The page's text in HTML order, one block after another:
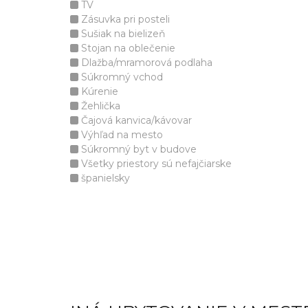
TV
Zásuvka pri posteli
Sušiak na bielizeň
Stojan na oblečenie
Dlažba/mramorová podlaha
Súkromný vchod
Kúrenie
Žehlička
Čajová kanvica/kávovar
Výhľad na mesto
Súkromný byt v budove
Všetky priestory sú nefajčiarske
španielsky